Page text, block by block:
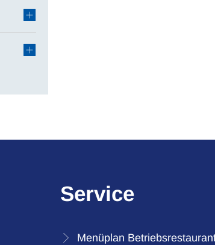
Service
Menüplan